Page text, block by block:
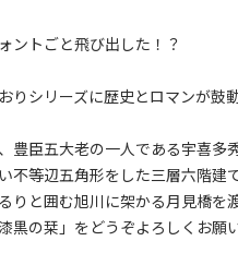
ントごと飛び出した！？
りシリーズに歴史とロマンが鼓
豊臣五大老の一人である宇喜多
不等辺五角形をした三層六階建
りと囲む旭川に架かる月見橋を
黒の栞」をどうぞよろしくお願